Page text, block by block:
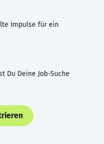
Impulse für ein
Du Deine Job-Suche